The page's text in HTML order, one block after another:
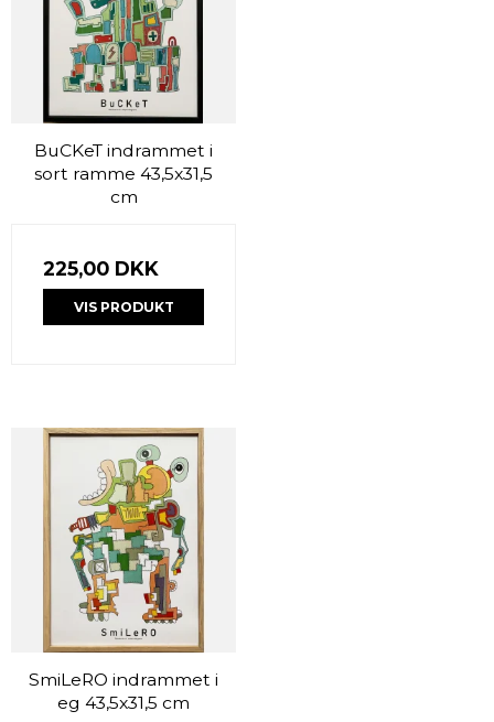
BuCKeT indrammet i
sort ramme 43,5x31,5
cm
225,00 DKK
VIS PRODUKT
SmiLeRO indrammet i
eg 43,5x31,5 cm